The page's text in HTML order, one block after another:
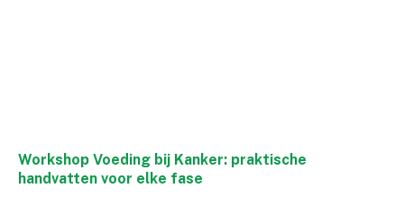
Workshop Voeding bij Kanker: praktische
handvatten voor elke fase